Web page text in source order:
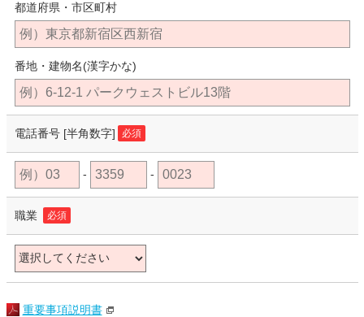
都道府県・市区町村
番地・建物名(漢字かな)
電話番号[半角数字] 必須
- -
職業 必須
重要事項説明書